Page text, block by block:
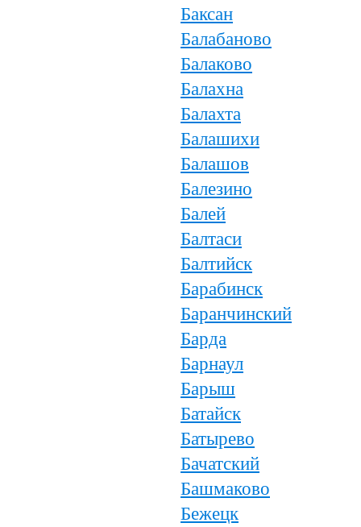
Баксан
Балабаново
Балаково
Балахна
Балахта
Балашихи
Балашов
Балезино
Балей
Балтаси
Балтийск
Барабинск
Баранчинский
Барда
Барнаул
Барыш
Батайск
Батырево
Бачатский
Башмаково
Бежецк